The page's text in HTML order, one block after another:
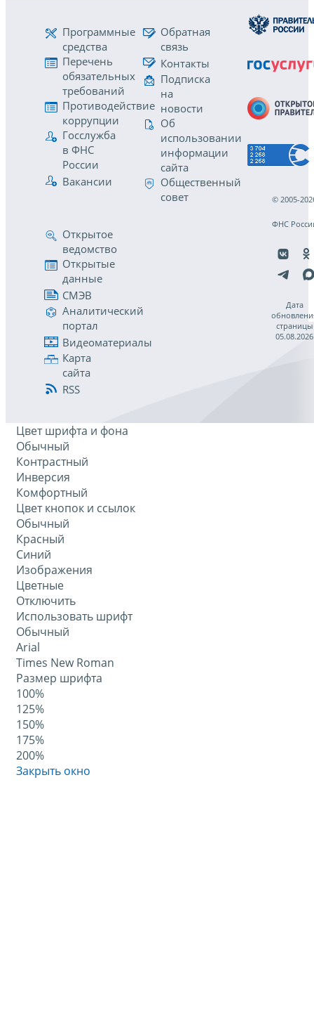
Программные
средства
Перечень
обязательных
требований
Противодействие
коррупции
Госслужба
в ФНС
России
Вакансии
Обратная
связь
Контакты
Подписка
на
новости
Об
использовании
информации
сайта
Общественный
совет
Открытое
ведомство
Открытые
данные
СМЭВ
Аналитический
портал
Видеоматериалы
Карта
сайта
RSS
© 2005-
ФНС
Дата
страницы
05.08.2026
Цвет шрифта и фона
Обычный
Контрастный
Инверсия
Комфортный
Цвет кнопок и ссылок
Обычный
Красный
Синий
Изображения
Цветные
Отключить
Использовать шрифт
Обычный
Arial
Times New Roman
Размер шрифта
100%
125%
150%
175%
200%
Закрыть окно